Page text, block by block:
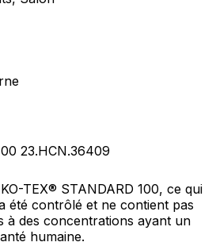
23.HCN.36409
TEX® STANDARD 100, ce qui
été contrôlé et ne contient pas
à des concentrations ayant un
humaine.